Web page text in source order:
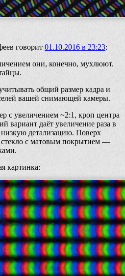
говорит 01.10.2016 в 23:23:
они, конечно, мухлюют.
общий размер кадра и
вашей снимающей камеры.
с увеличением ~2:1, кроп центра
вариант даёт увеличение раза в
детализацию. Поверх
с матовым покрытием —
картинка: